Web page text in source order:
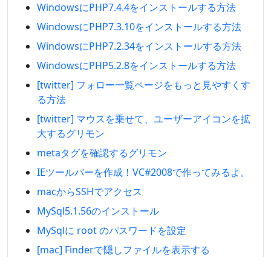
WindowsにPHP7.4.4をインストールする方法
WindowsにPHP7.3.10をインストールする方法
WindowsにPHP7.2.34をインストールする方法
WindowsにPHP5.2.8をインストールする方法
[twitter] フォロー一覧ページをもっと見やすくす
る方法
[twitter] マウスを乗せて、ユーザーアイコンを拡
大するグリモン
metaタグを確認するグリモン
IEツールバーを作成！VC#2008で作ってみるよ。
macからSSHでアクセス
MySql5.1.56のインストール
MySqlに root のパスワードを設定
[mac] Finderで隠しファイルを表示する